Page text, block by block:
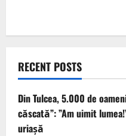
RECENT POSTS
Din Tulcea, 5.000 de
căscată”: ”Am uimit
uriașă